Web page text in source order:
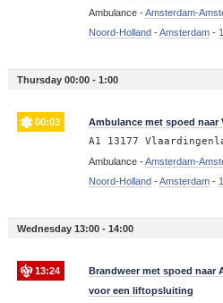
Ambulance -Amsterdam-
Noord-Holland-Amsterdam-
Thursday 00:00 - 1:00
00:03 Ambulance met spoed naar
A1 13177
Ambulance -Amsterdam-
Noord-Holland-Amsterdam-
Wednesday 13:00 - 14:00
13:24
Brandweer met spoed naar
voor een liftopsluiting